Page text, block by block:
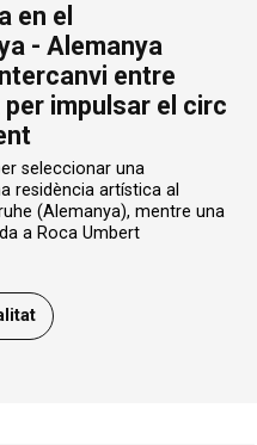
en el
- Alemanya
entre
impulsar el circ
seleccionar una
residència artística al
(Alemanya), mentre una
a Roca Umbert